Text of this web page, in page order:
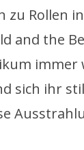
zu Rollen in
and the
immer
sich ihr